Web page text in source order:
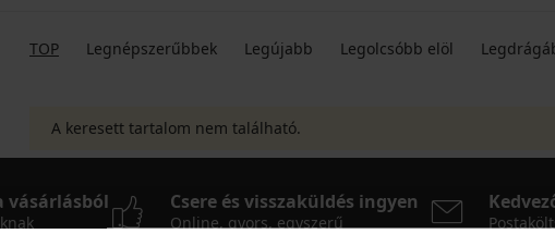
TOP Legnépszerűbbek Legújabb Legolcsóbb elöl
A keresett tartalom nem található.
vásárlásból Csere és visszaküldés ingyen
Online, gyors, egyszerű